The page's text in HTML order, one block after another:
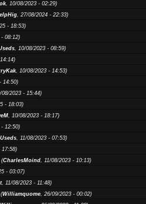
, 10/08/2023 - 02:29)
, 27/08/2024 - 22:33)
- 18:53)
08:12)
, 10/08/2023 - 08:59)
, 10/08/2023 - 14:53)
14:50)
08/2023 - 15:44)
- 18:03)
, 10/08/2023 - 18:17)
12:50)
, 11/08/2023 - 07:53)
17:58)
(CharlesMoind, 11/08/2023 - 10:13)
- 03:07)
, 11/08/2023 - 11:48)
(Williamquome, 26/09/2023 - 00:02)